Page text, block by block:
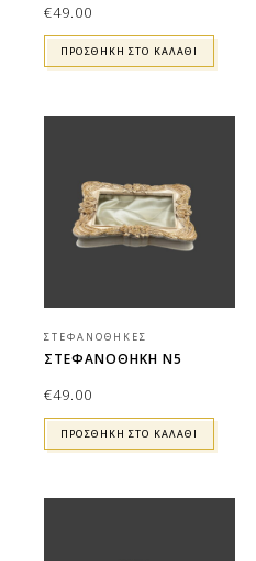
€49.00
ΠΡΟΣΘΉΚΗ ΣΤΟ ΚΑΛΆΘΙ
ΣΤΕΦΑΝΟΘΉΚΕΣ
ΣΤΕΦΑΝΟΘΗΚΗ Ν5
€49.00
ΠΡΟΣΘΉΚΗ ΣΤΟ ΚΑΛΆΘΙ